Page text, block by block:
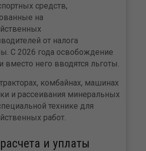
средств,
на
от налога
С 2026 года освобождение
вместо него вводятся льготы.
комбайнах, машинах
и рассеивания минеральных
технике для
работ.
и уплаты